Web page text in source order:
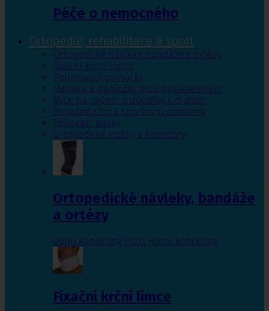
Péče o nemocného
Ortopedie, rehabilitace a sport
Ortopedické návleky, bandáže a ortézy
Fixační krční límce
Polohovací pomůcky
Matrace a podložky proti proleženinám
Míče na cvičení a doplňky k míčům
Rehabilitační a sportovní pomůcky
Tejpovací pásky
Ortopedické vložky a korektory
Ortopedické návleky, bandáže
a ortézy
Dolní končetiny, Trup, Horní končetiny
Fixační krční límce